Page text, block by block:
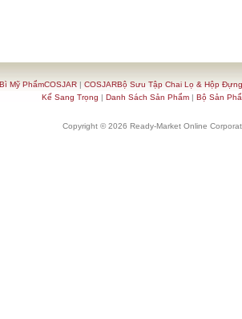
Mỹ PhẩmCOSJAR| COSJARBộ Sưu Tập Chai Lọ & Hộp
Kế Sang Trọng | Danh Sách Sản Phẩm| Bộ Sản
Copyright © 2026 Ready-Market Online